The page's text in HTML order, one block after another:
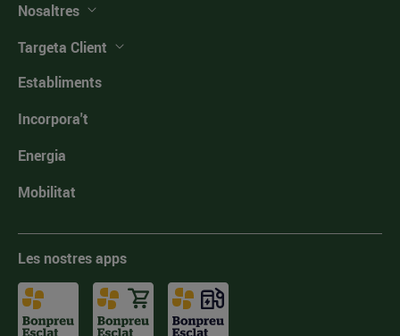
Nosaltres
Targeta Client
Establiments
Incorpora't
Energia
Mobilitat
Les nostres apps